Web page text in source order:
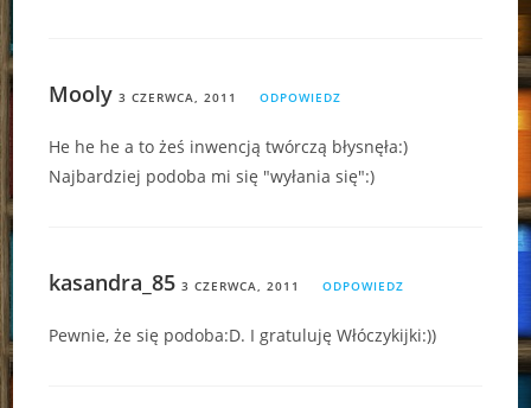
Mooly 3 CZERWCA, 2011 ODPOWIEDZ
He he he a to żeś inwencją twórczą błysnęła:)
Najbardziej podoba mi się "wyłania się":)
kasandra_85 3 CZERWCA, 2011 ODPOWIEDZ
Pewnie, że się podoba:D. I gratuluję Włóczykijki:))